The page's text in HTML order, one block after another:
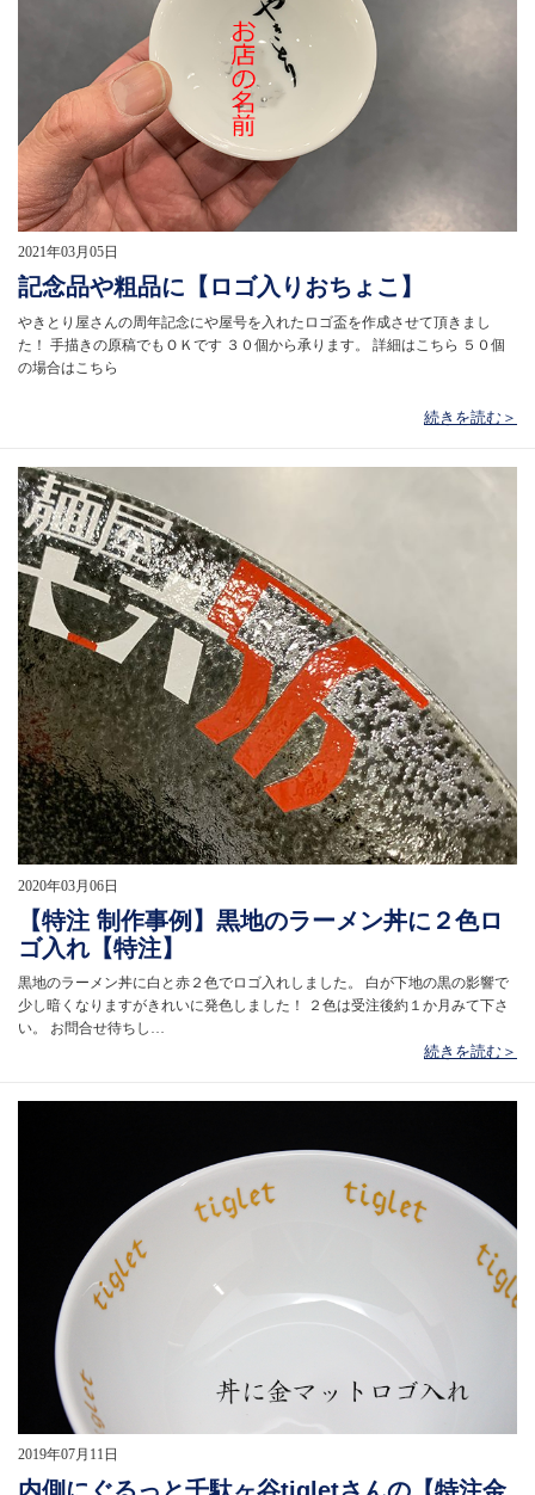
2021年03月05日
記念品や粗品に【ロゴ入りおちょこ】
やきとり屋さんの周年記念にや屋号を入れたロゴ盃を作成させて頂きまし
た！ 手描きの原稿でもＯＫです ３０個から承ります。 詳細はこちら ５０個
の場合はこちら
続きを読む＞
2020年03月06日
【特注 制作事例】黒地のラーメン丼に２色ロ
ゴ入れ【特注】
黒地のラーメン丼に白と赤２色でロゴ入れしました。 白が下地の黒の影響で
少し暗くなりますがきれいに発色しました！ ２色は受注後約１か月みて下さ
い。 お問合せ待ちし…
続きを読む＞
2019年07月11日